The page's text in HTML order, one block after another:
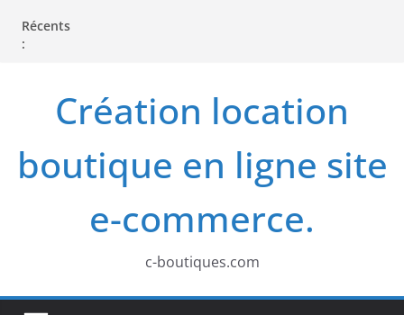
Récents
:
Création location
boutique en ligne site
e-commerce.
c-boutiques.com